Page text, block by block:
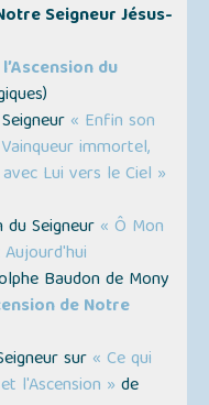
Seigneur Jésus-
du
)
« Enfin son
immortel,
Lui vers le Ciel »
du Seigneur « Ô Mon
Baudon de Mony
de Notre
sur « Ce qui
l'Ascension » de